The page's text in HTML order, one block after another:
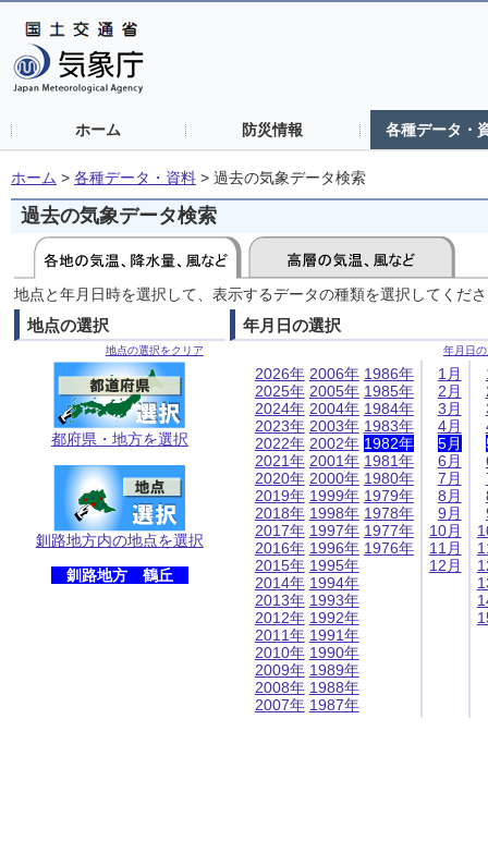
ホーム 防災情報 各種データ・
ホーム > 各種データ・資料 > 過去の気象データ検索
過去の気象データ検索
地点と年月日時を選択して、表示するデータの種類を選択してくだ
地点の選択
地点の選択をクリア
都府県・地方を選択
釧路地方内の地点を選択
釧路地方 鶴丘
年月日の選択
年月日
2026年
2025年
2024年
2023年
2022年
2021年
2020年
2019年
2018年
2017年
2016年
2015年
2014年
2013年
2012年
2011年
2010年
2009年
2008年
2007年
2006年
2005年
2004年
2003年
2002年
2001年
2000年
1999年
1998年
1997年
1996年
1995年
1994年
1993年
1992年
1991年
1990年
1989年
1988年
1987年
1986年
1985年
1984年
1983年
1982年
1981年
1980年
1979年
1978年
1977年
1976年
1月
2月
3月
4月
5月
6月
7月
8月
9月
10月
11月
12月